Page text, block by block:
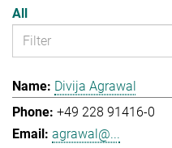
All
Divija Agrawal
+49 228 91416-0
agrawal@...